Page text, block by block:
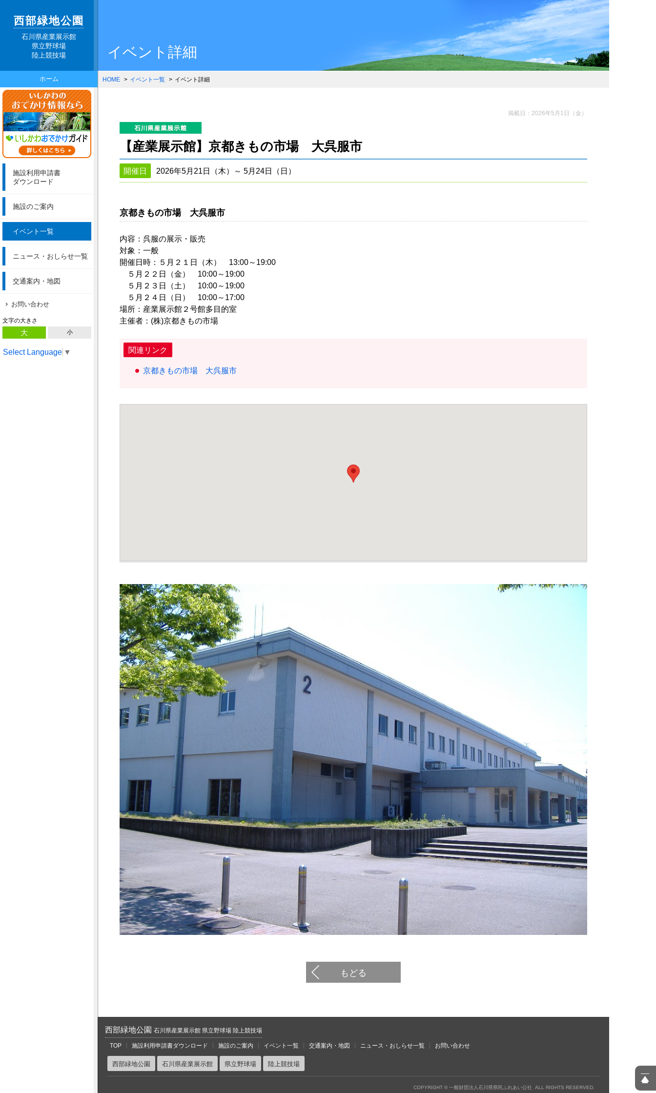
西部緑地公園
石川県産業展示館
県立野球場
陸上競技場
ホーム
施設利用申請書
ダウンロード
施設のご案内
イベント一覧
ニュース・おしらせ一覧
交通案内・地図
お問い合わせ
文字の大きさ
大 小
Select Language ▼
イベント詳細
HOME イベント一覧 イベント詳細
掲載日：2026年5月1日（金）
【産業展示館】京都きもの市場 大呉服市
開催日 2026年5月21日（木）～ 5月24日（日）
京都きもの市場 大呉服市
内容：呉服の展示・販売
対象：一般
開催日時：５月２１日（木） 13:00～19:00
５月２２日（金） 10:00～19:00
５月２３日（土） 10:00～19:00
５月２４日（日） 10:00～17:00
場所：産業展示館２号館多目的室
主催者：(株)京都きもの市場
関連リンク
京都きもの市場 大呉服市
もどる
西部緑地公園 石川県産業展示館 県立野球場 陸上競技場
TOP 施設利用申請書ダウンロード 施設のご案内 イベント一覧 交通案内・地図 ニュース・おしらせ一覧 お問い合わせ
西部緑地公園 石川県産業展示館 県立野球場 陸上競技場
COPYRIGHT © 一般財団法人石川県県民ふれあい公社 ALL RIGHTS RESERVED.